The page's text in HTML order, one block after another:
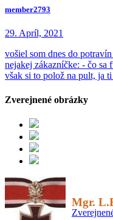
member2793
29. Apríl, 2021
vošiel som dnes do
nejakej zákazníčke: - čo
však si to polož na pult, ja
Zverejnené obrázky
Mgr.